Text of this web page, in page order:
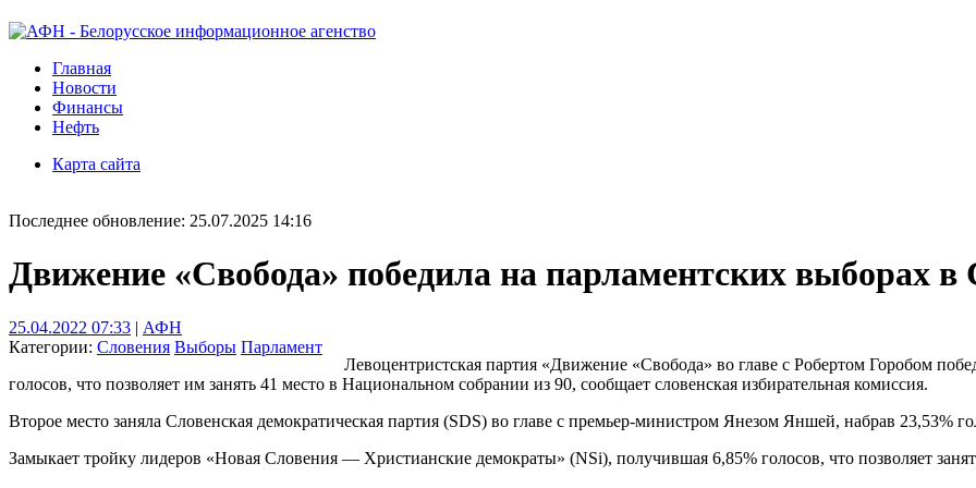
Главная
Новости
Финансы
Нефть
Карта сайта
Последнее обновление: 25.07.2025 14:16
Движение «Свобода» победила на парламентских выборах в
25.04.2022 07:33 | АФН
Категории: Словения Выборы Парламент
Левоцентристская партия «Движение «Свобода» во главе с Робертом Горобом
голосов, что позволяет им занять 41 место в Национальном собрании из 90, сообщает словенская избирательная комиссия.
Второе место заняла Словенская демократическая партия (SDS) во главе с премьер-министром Янезом Яншей, набрав 23,53%
Замыкает тройку лидеров «Новая Словения — Христианские демократы» (NSi), получившая 6,85% голосов, что позволяет